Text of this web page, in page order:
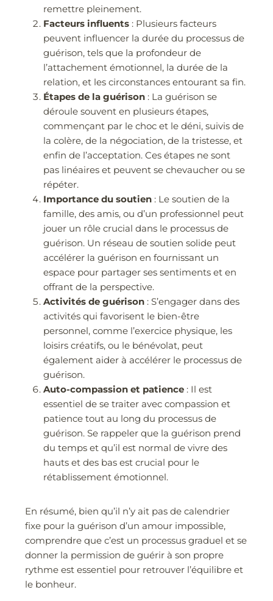
remettre pleinement.
Facteurs influents : Plusieurs facteurs
peuvent influencer la durée du processus de
guérison, tels que la profondeur de
l’attachement émotionnel, la durée de la
relation, et les circonstances entourant sa fin.
Étapes de la guérison : La guérison se
déroule souvent en plusieurs étapes,
commençant par le choc et le déni, suivis de
la colère, de la négociation, de la tristesse, et
enfin de l’acceptation. Ces étapes ne sont
pas linéaires et peuvent se chevaucher ou se
répéter.
Importance du soutien : Le soutien de la
famille, des amis, ou d’un professionnel peut
jouer un rôle crucial dans le processus de
guérison. Un réseau de soutien solide peut
accélérer la guérison en fournissant un
espace pour partager ses sentiments et en
offrant de la perspective.
Activités de guérison : S’engager dans des
activités qui favorisent le bien-être
personnel, comme l’exercice physique, les
loisirs créatifs, ou le bénévolat, peut
également aider à accélérer le processus de
guérison.
Auto-compassion et patience : Il est
essentiel de se traiter avec compassion et
patience tout au long du processus de
guérison. Se rappeler que la guérison prend
du temps et qu’il est normal de vivre des
hauts et des bas est crucial pour le
rétablissement émotionnel.
En résumé, bien qu’il n’y ait pas de calendrier
fixe pour la guérison d’un amour impossible,
comprendre que c’est un processus graduel et se
donner la permission de guérir à son propre
rythme est essentiel pour retrouver l’équilibre et
le bonheur.